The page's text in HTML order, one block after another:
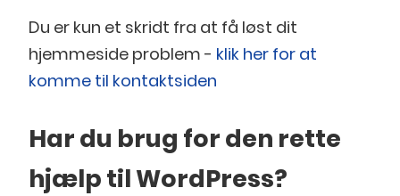
Du er kun et skridt fra at få løst dit
hjemmeside problem - klik her for at
komme til kontaktsiden
Har du brug for den rette
hjælp til WordPress?